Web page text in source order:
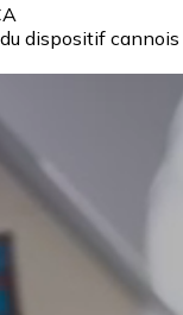
dispositif